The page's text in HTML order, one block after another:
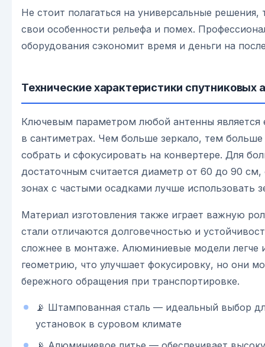
Не стоит полагаться на универсальные
свои особенности рельефа и помех.
оборудования сэкономит время и деньги на
Технические характеристики спутниковых
Ключевым параметром любой антенны является
в сантиметрах. Чем больше зеркало, тем
собрать и сфокусировать на конвертере. Для
достаточным считается диаметр от 60 до 90
зонах с частыми осадками лучше использовать
Материал изготовления также играет важную
стали отличаются долговечностью и
сложнее в монтаже. Алюминиевые модели легче
геометрию, что улучшает фокусировку, но они
бережного обращения при транспортировке.
📡 Штампованная сталь — идеальный выбор
установок в суровом климате